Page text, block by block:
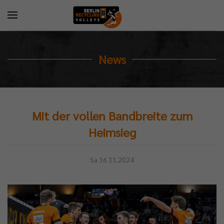
News
Mit der vollen Bandbreite zum
Heimsieg
Sa 16.11.2024